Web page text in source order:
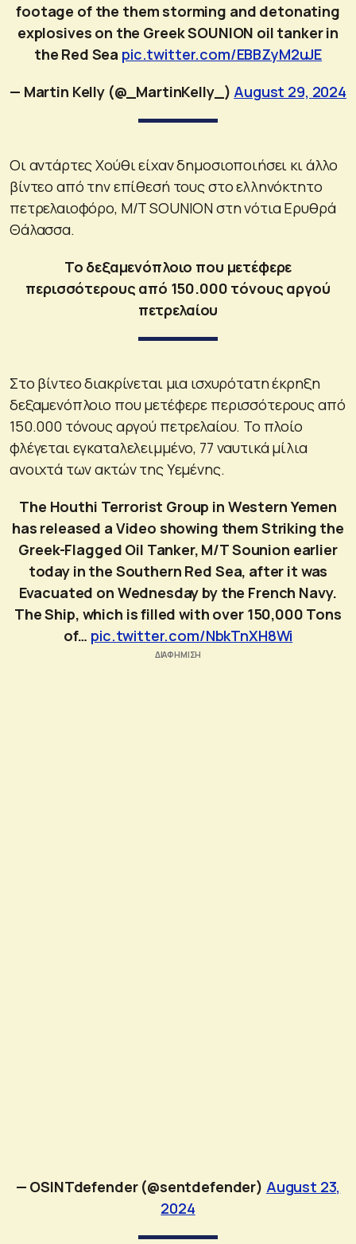
footage of the them storming and detonating
explosives on the Greek SOUNION oil tanker in
the Red Sea pic.twitter.com/EBBZyM2uJE
— Martin Kelly (@_MartinKelly_) August 29, 2024
Οι αντάρτες Χούθι είχαν δημοσιοποιήσει κι άλλο
βίντεο από την επίθεσή τους στο ελληνόκτητο
πετρελαιοφόρο, M/T SOUNION στη νότια Ερυθρά
Θάλασσα.
Το δεξαμενόπλοιο που μετέφερε
περισσότερους από 150.000 τόνους αργού
πετρελαίου
Στο βίντεο διακρίνεται μια ισχυρότατη έκρηξη
δεξαμενόπλοιο που μετέφερε περισσότερους από
150.000 τόνους αργού πετρελαίου. Το πλοίο
φλέγεται εγκαταλελειμμένο, 77 ναυτικά μίλια
ανοιχτά των ακτών της Υεμένης.
The Houthi Terrorist Group in Western Yemen
has released a Video showing them Striking the
Greek-Flagged Oil Tanker, M/T Sounion earlier
today in the Southern Red Sea, after it was
Evacuated on Wednesday by the French Navy.
The Ship, which is filled with over 150,000 Tons
of… pic.twitter.com/NbkTnXH8Wi
— OSINTdefender (@sentdefender) August 23,
2024